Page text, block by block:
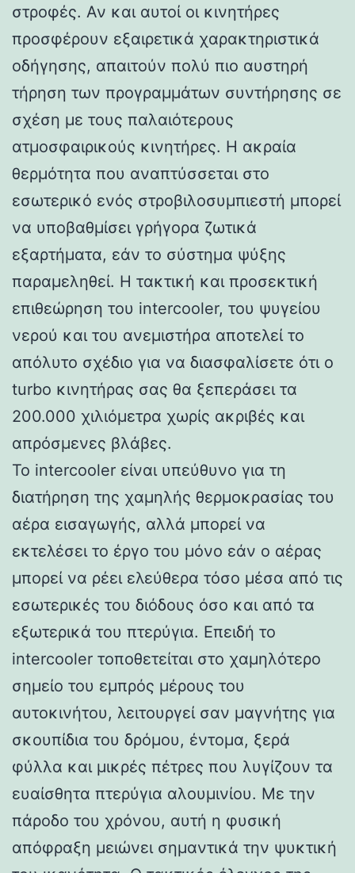
στροφές. Αν και αυτοί οι κινητήρες
προσφέρουν εξαιρετικά χαρακτηριστικά
οδήγησης, απαιτούν πολύ πιο αυστηρή
τήρηση των προγραμμάτων συντήρησης σε
σχέση με τους παλαιότερους
ατμοσφαιρικούς κινητήρες. Η ακραία
θερμότητα που αναπτύσσεται στο
εσωτερικό ενός στροβιλοσυμπιεστή μπορεί
να υποβαθμίσει γρήγορα ζωτικά
εξαρτήματα, εάν το σύστημα ψύξης
παραμεληθεί. Η τακτική και προσεκτική
επιθεώρηση του intercooler, του ψυγείου
νερού και του ανεμιστήρα αποτελεί το
απόλυτο σχέδιο για να διασφαλίσετε ότι ο
turbo κινητήρας σας θα ξεπεράσει τα
200.000 χιλιόμετρα χωρίς ακριβές και
απρόσμενες βλάβες.
Το intercooler είναι υπεύθυνο για τη
διατήρηση της χαμηλής θερμοκρασίας του
αέρα εισαγωγής, αλλά μπορεί να
εκτελέσει το έργο του μόνο εάν ο αέρας
μπορεί να ρέει ελεύθερα τόσο μέσα από τις
εσωτερικές του διόδους όσο και από τα
εξωτερικά του πτερύγια. Επειδή το
intercooler τοποθετείται στο χαμηλότερο
σημείο του εμπρός μέρους του
αυτοκινήτου, λειτουργεί σαν μαγνήτης για
σκουπίδια του δρόμου, έντομα, ξερά
φύλλα και μικρές πέτρες που λυγίζουν τα
ευαίσθητα πτερύγια αλουμινίου. Με την
πάροδο του χρόνου, αυτή η φυσική
απόφραξη μειώνει σημαντικά την ψυκτική